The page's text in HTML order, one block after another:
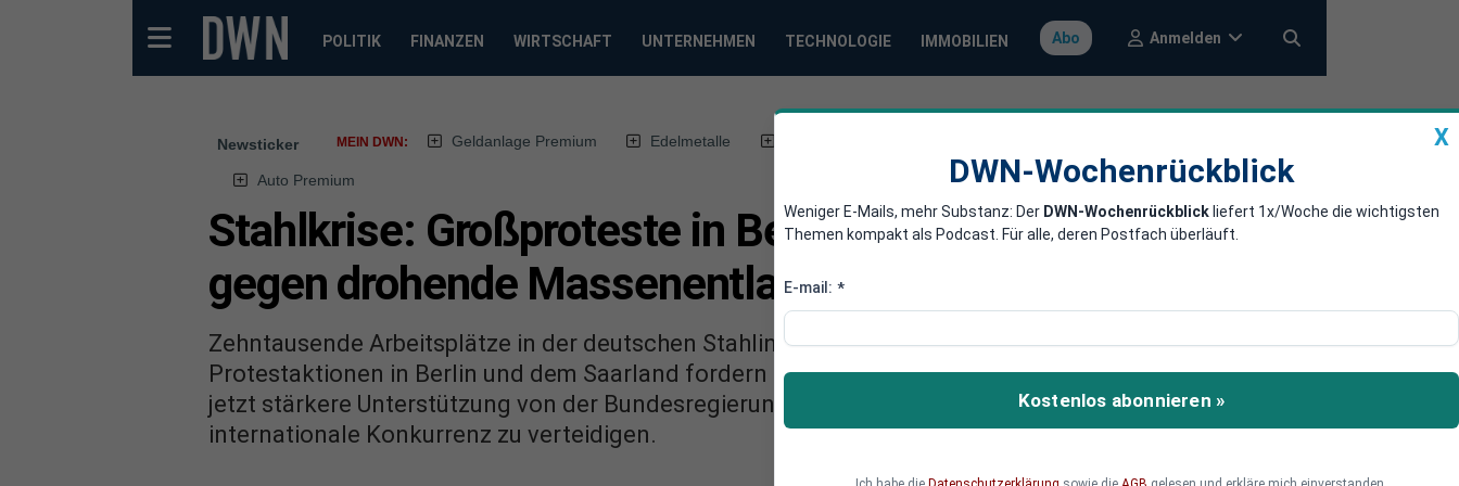
POLITIK FINANZEN WIRTSCHAFT UNTERNEHMEN TECHNOLOGIE IMMOBILIEN Abo Anmelden
Newsticker MEIN DWN: Geldanlage Premium Edelmetalle
Auto Premium
Stahlkrise: Großproteste in Berlin und Völklingen
gegen drohende Massenentlassungen
Zehntausende Arbeitsplätze in der deutschen Stahlindustrie stehen auf dem Spiel. Mit großen
Protestaktionen in Berlin und dem Saarland fordern Tausende Beschäftigte und die IG Metall
jetzt stärkere Unterstützung von der Bundesregierung, um die heimische Produktion gegen die
internationale Konkurrenz zu verteidigen.
X
DWN-Wochenrückblick
Weniger E-Mails, mehr Substanz: Der DWN-Wochenrückblick liefert 1x/Woche die wichtigsten
Themen kompakt als Podcast. Für alle, deren Postfach überläuft.
E-mail: *
Kostenlos abonnieren »